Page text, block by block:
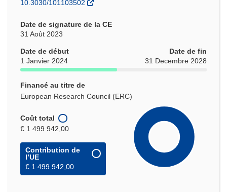
10.3030/101103502
Date de signature de la CE
31 Août 2023
Date de début
1 Janvier 2024
Date de fin
31 Decembre 2028
Financé au titre de
European Research Council (ERC)
Coût total
€ 1 499 942,00
Contribution de
l’UE
€ 1 499 942,00